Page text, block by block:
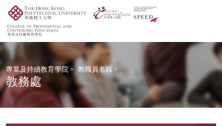
專業及持續教育學院 > 教職員名錄 >
教務處